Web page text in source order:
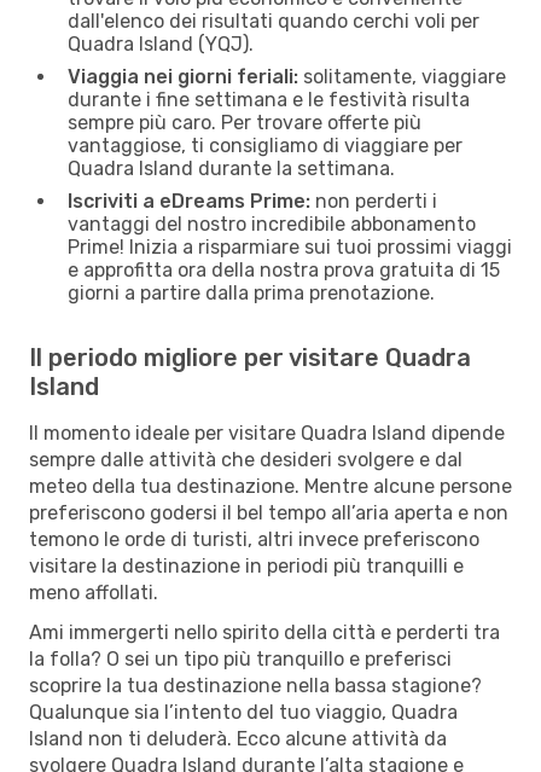
dall'elenco dei risultati quando cerchi voli per
Quadra Island (YQJ).
Viaggia nei giorni feriali: solitamente, viaggiare
durante i fine settimana e le festività risulta
sempre più caro. Per trovare offerte più
vantaggiose, ti consigliamo di viaggiare per
Quadra Island durante la settimana.
Iscriviti a eDreams Prime: non perderti i
vantaggi del nostro incredibile abbonamento
Prime! Inizia a risparmiare sui tuoi prossimi viaggi
e approfitta ora della nostra prova gratuita di 15
giorni a partire dalla prima prenotazione.
Il periodo migliore per visitare Quadra
Island
Il momento ideale per visitare Quadra Island dipende
sempre dalle attività che desideri svolgere e dal
meteo della tua destinazione. Mentre alcune persone
preferiscono godersi il bel tempo all’aria aperta e non
temono le orde di turisti, altri invece preferiscono
visitare la destinazione in periodi più tranquilli e
meno affollati.
Ami immergerti nello spirito della città e perderti tra
la folla? O sei un tipo più tranquillo e preferisci
scoprire la tua destinazione nella bassa stagione?
Qualunque sia l’intento del tuo viaggio, Quadra
Island non ti deluderà. Ecco alcune attività da
svolgere Quadra Island durante l’alta stagione e